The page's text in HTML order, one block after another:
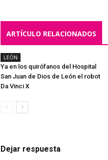
ARTÍCULO RELACIONADOS
LEÓN
Ya en los quirófanos del Hospital
San Juan de Dios de León el robot
Da Vinci X
Dejar respuesta